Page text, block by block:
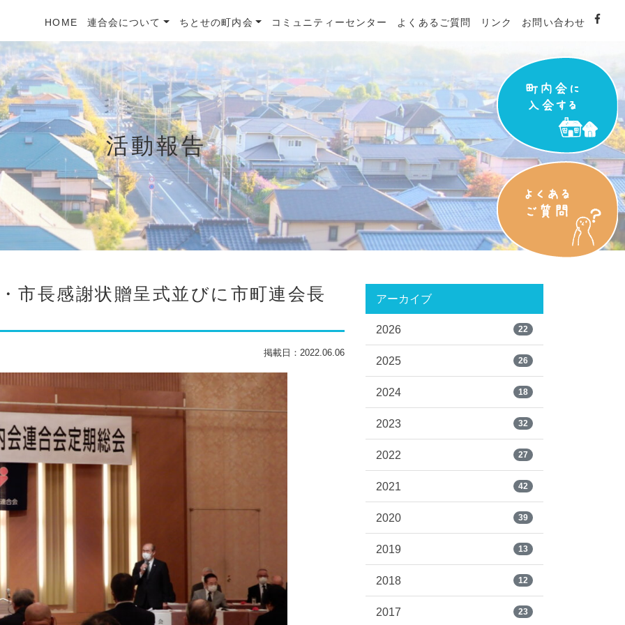
HOME 連合会について ちとせの町内会 コミュニティーセンター よくあるご質問 リンク お問い合わせ
活動報告
市長感謝状贈呈式並びに市町連会長
掲載日：2022.06.06
アーカイブ
2026 22
2025 26
2024 18
2023 32
2022 27
2021 42
2020 39
2019 13
2018 12
2017 23